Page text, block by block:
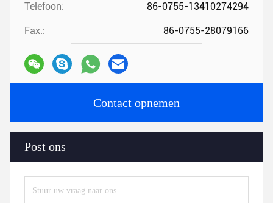
Telefoon: 86-0755-13410274294
Fax.: 86-0755-28079166
Contact opnemen
Post ons